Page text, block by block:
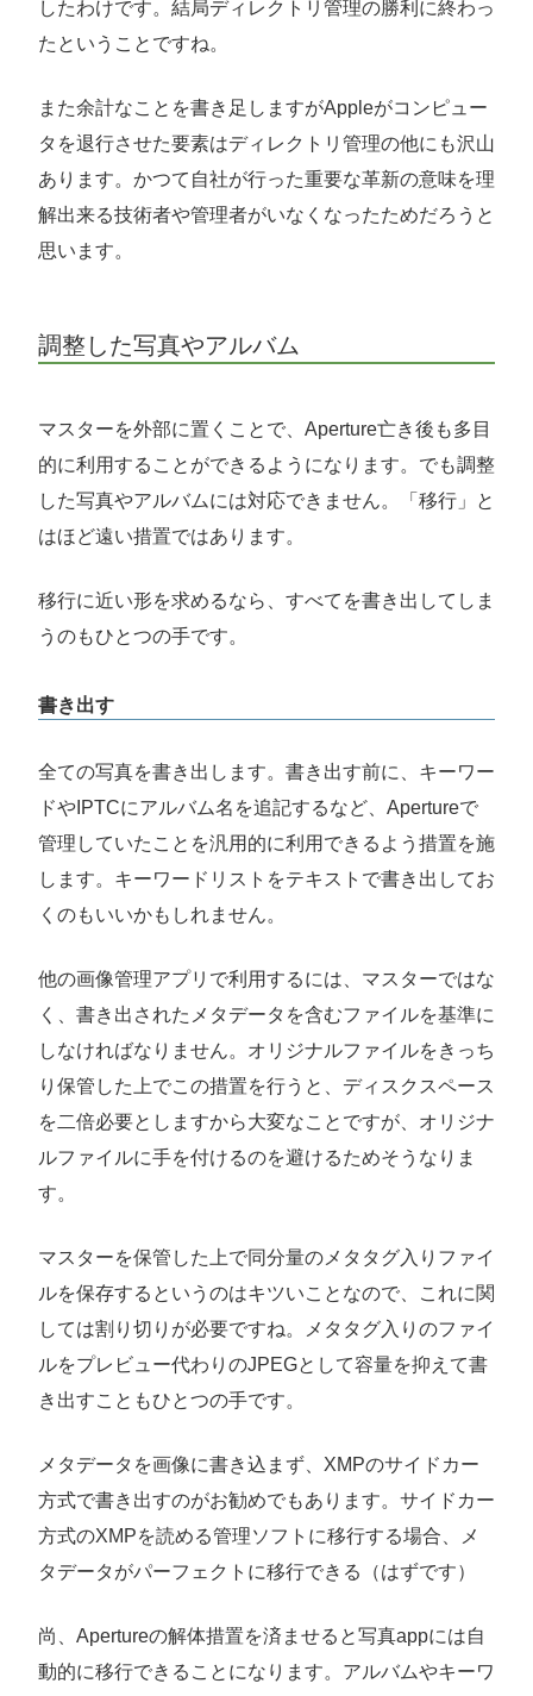
したわけです。結局ディレクトリ管理の勝利に終わっ
たということですね。
また余計なことを書き足しますがAppleがコンピュー
タを退行させた要素はディレクトリ管理の他にも沢山
あります。かつて自社が行った重要な革新の意味を理
解出来る技術者や管理者がいなくなったためだろうと
思います。
調整した写真やアルバム
マスターを外部に置くことで、Aperture亡き後も多目
的に利用することができるようになります。でも調整
した写真やアルバムには対応できません。「移行」と
はほど遠い措置ではあります。
移行に近い形を求めるなら、すべてを書き出してしま
うのもひとつの手です。
書き出す
全ての写真を書き出します。書き出す前に、キーワー
ドやIPTCにアルバム名を追記するなど、Apertureで
管理していたことを汎用的に利用できるよう措置を施
します。キーワードリストをテキストで書き出してお
くのもいいかもしれません。
他の画像管理アプリで利用するには、マスターではな
く、書き出されたメタデータを含むファイルを基準に
しなければなりません。オリジナルファイルをきっち
り保管した上でこの措置を行うと、ディスクスペース
を二倍必要としますから大変なことですが、オリジナ
ルファイルに手を付けるのを避けるためそうなりま
す。
マスターを保管した上で同分量のメタタグ入りファイ
ルを保存するというのはキツいことなので、これに関
しては割り切りが必要ですね。メタタグ入りのファイ
ルをプレビュー代わりのJPEGとして容量を抑えて書
き出すこともひとつの手です。
メタデータを画像に書き込まず、XMPのサイドカー
方式で書き出すのがお勧めでもあります。サイドカー
方式のXMPを読める管理ソフトに移行する場合、メ
タデータがパーフェクトに移行できる（はずです）
尚、Apertureの解体措置を済ませると写真appには自
動的に移行できることになります。アルバムやキーワ